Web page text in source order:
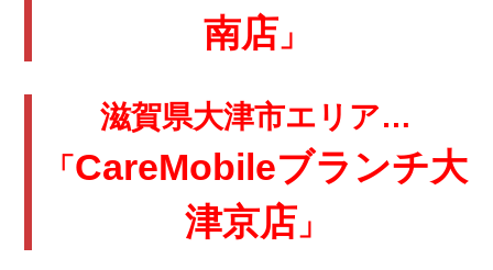
南店 」
滋賀県大津市エリア…
「 CareMobileブランチ大
津京店 」